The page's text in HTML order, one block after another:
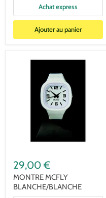
Achat express
Ajouter au panier
29,00 €
MONTRE MCFLY
BLANCHE/BLANCHE